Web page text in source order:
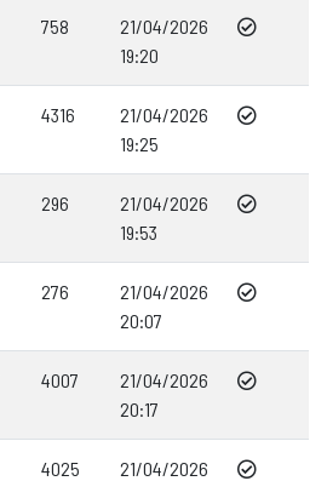
758
21/04/2026
19:20
4316
21/04/2026
19:25
296
21/04/2026
19:53
276
21/04/2026
20:07
4007
21/04/2026
20:17
4025
21/04/2026